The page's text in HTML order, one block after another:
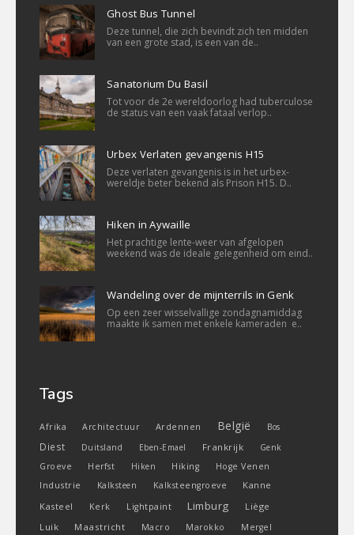
Ghost Bus Tunnel
Deze tunnel, die zich bevindt zich ten midden
van een grote stad, is een van de..
Sanatorium Du Basil
Tot voor de 2e wereldoorlog had tuberculose
de status van een vaak fataal verlop..
Urbex Verlaten gevangenis H15
Deze verlaten gevangenis is in het urbex-
wereldje beter bekend als Prison H15. D..
Hiken in Aywaille
Het prachtige lente-weer van afgelopen
weekend was de ideale gelegenheid om eind..
Wandeling over de mijnterrils in Genk
Op een zeer wisselvallige zondagnamiddag
maakte ik samen met enkele kameraden e..
Tags
Afrika Architectuur Ardennen België Bos
Diest Duitsland Eben-Emael Frankrijk
Genk
Groeve
Herfst Hiken Hiking Hoge Venen
Industrie Kalksteen Kalksteengroeve
Kanne
Kasteel
Kerk Lightpaint Limburg
Liège
Luik
Maastricht Macro Marokko Mergel